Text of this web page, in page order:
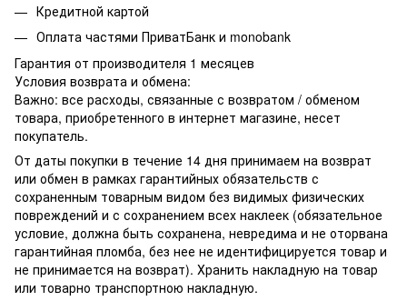
Кредитной картой
Оплата частями ПриватБанк и monobank
Гарантия от производителя 1 месяцев
Условия возврата и обмена:
Важно: все расходы, связанные с возвратом / обменом
товара, приобретенного в интернет магазине, несет
покупатель.
От даты покупки в течение 14 дня принимаем на возврат
или обмен в рамках гарантийных обязательств с
сохраненным товарным видом без видимых физических
повреждений и с сохранением всех наклеек (обязательное
условие, должна быть сохранена, невредима и не оторвана
гарантийная пломба, без нее не идентифицируется товар и
не принимается на возврат). Хранить накладную на товар
или товарно транспортною накладную.